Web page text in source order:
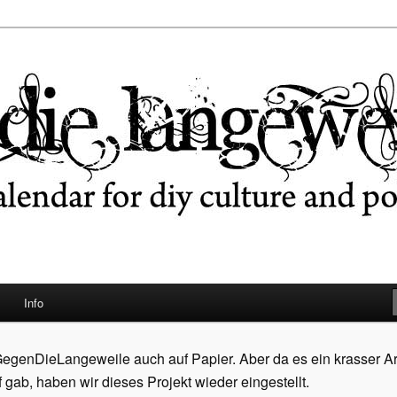
Info
auch auf Papier. Aber da es ein krasser
haben wir dieses Projekt wieder eingestellt.